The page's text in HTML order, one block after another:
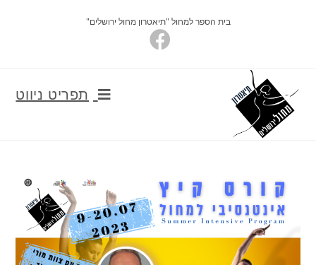
בית הספר למחול "תיאטרון מחול ירושלים"
תפריט ניווט